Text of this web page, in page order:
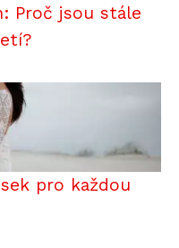
Proč jsou stále
pro každou